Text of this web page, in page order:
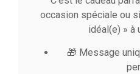
occasion spéciale ou
idéal(e) » à
🎁 Message